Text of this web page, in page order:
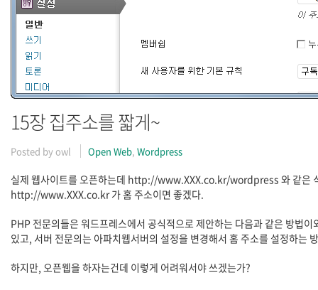
15장 집주소를 짧게~
Posted by owl Open Web, Wordpress
실제 웹사이트를 오픈하는데 http://www.XXX.co.kr/wordpress 와 같은
http://www.XXX.co.kr 가 홈 주소이면 좋겠다.
PHP 전문의들은 워드프레스에서 공식적으로 제안하는 다음과 같은 방법
있고, 서버 전문의는 아파치웹서버의 설정을 변경해서 홈 주소를 설정하는
하지만, 오픈웹을 하자는건데 이렇게 어려워서야 쓰겠는가?